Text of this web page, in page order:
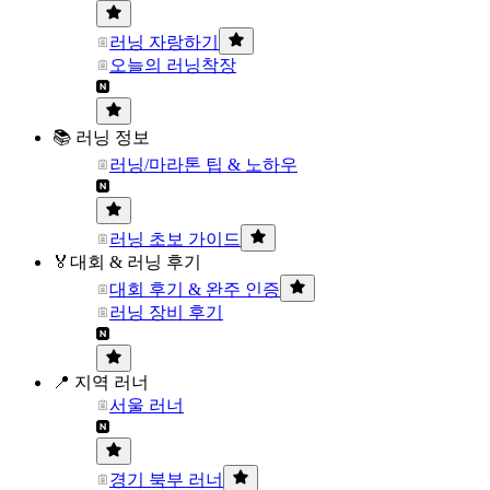
러닝 자랑하기
오늘의 러닝착장
📚 러닝 정보
러닝/마라톤 팁 & 노하우
러닝 초보 가이드
🏅대회 & 러닝 후기
대회 후기 & 완주 인증
러닝 장비 후기
📍 지역 러너
서울 러너
경기 북부 러너